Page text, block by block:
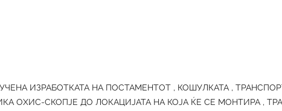
ИЗРАБОТКАТА НА ПОСТАМЕНТОТ , КОШУЛКАТА ,
ОХИС-СКОПЈЕ ДО ЛОКАЦИЈАТА НА КОЈА ЌЕ СЕ МОНТИРА ,